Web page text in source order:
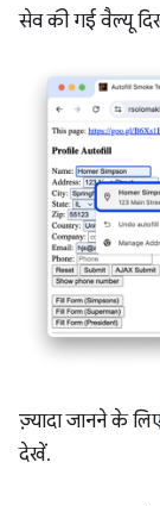
सेव की गई वैल्यू
ज़्यादा जानने के
देखें.